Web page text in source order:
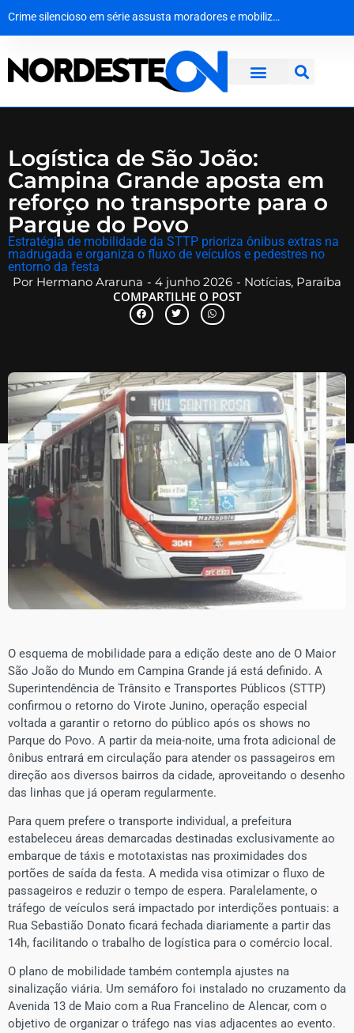
Crime silencioso em série assusta moradores e mobiliza polícia no interior da ParaíbaGolpe no cofre do crime: operação desmantela rede de extorsão e lavagem de dinheiro na Bahia
Amor sob a lei: Imperatriz (MA) abre prazo final para casais LGBTQIA+ garantirem casamento gratuito
MPF dá 10 dias para Dnit apresentar prazos de obras e explicações sobre colapso em pontes da BR-101
Logística de São João:
Campina Grande aposta em
reforço no transporte para o
Parque do Povo
​Estratégia de mobilidade da STTP prioriza ônibus extras na
madrugada e organiza o fluxo de veículos e pedestres no
entorno da festa
Por Hermano Araruna - 4 junho 2026 - Notícias, Paraíba
COMPARTILHE O POST
​O esquema de mobilidade para a edição deste ano de O Maior
São João do Mundo em Campina Grande já está definido. A
Superintendência de Trânsito e Transportes Públicos (STTP)
confirmou o retorno do Virote Junino, operação especial
voltada a garantir o retorno do público após os shows no
Parque do Povo. A partir da meia-noite, uma frota adicional de
ônibus entrará em circulação para atender os passageiros em
direção aos diversos bairros da cidade, aproveitando o desenho
das linhas que já operam regularmente.
​Para quem prefere o transporte individual, a prefeitura
estabeleceu áreas demarcadas destinadas exclusivamente ao
embarque de táxis e mototaxistas nas proximidades dos
portões de saída da festa. A medida visa otimizar o fluxo de
passageiros e reduzir o tempo de espera. Paralelamente, o
tráfego de veículos será impactado por interdições pontuais: a
Rua Sebastião Donato ficará fechada diariamente a partir das
14h, facilitando o trabalho de logística para o comércio local.
​O plano de mobilidade também contempla ajustes na
sinalização viária. Um semáforo foi instalado no cruzamento da
Avenida 13 de Maio com a Rua Francelino de Alencar, com o
objetivo de organizar o tráfego nas vias adjacentes ao evento.